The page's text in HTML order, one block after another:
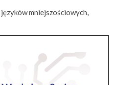
mniejszościowych,